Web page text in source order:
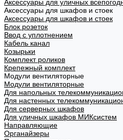
Аксессуары для уличных
Аксессуары для шкафов и стоек
Аксессуары для шкафов и стоек
Блок розеток
Ввод с уплотнением
Кабель канал
Козырьки
Комплект роликов
Крепежный комплект
Модули вентиляторные
Модули вентиляторные
Для напольных
Для настенных
Для серверных шкафов
Для уличных шкафов МИКсистем
Направляющие
Органайзеры